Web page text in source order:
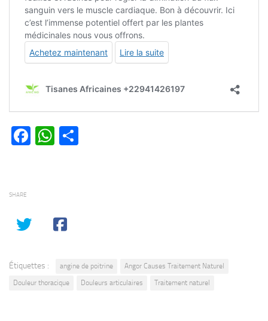
Facebook
WhatsApp
SHARE
Étiquettes : angine de poitrine
Angor Causes Traitement Naturel
Douleur thoracique
Douleurs articulaires Traitement naturel